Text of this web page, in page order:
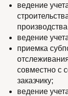
ведение
ведение
приемка
совместно с
заказчику;
ведение